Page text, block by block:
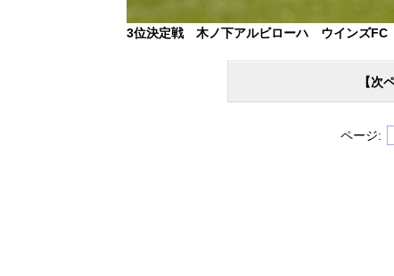
3位決定戦 木ノ下アルビローハ ウインズFC
【次
ページ: